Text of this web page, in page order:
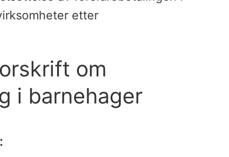
etter
om
i barnehager